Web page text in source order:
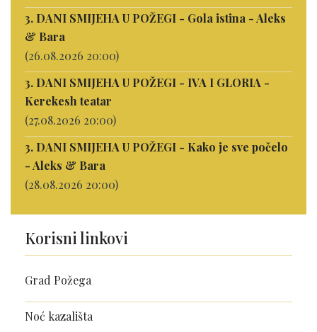
3. DANI SMIJEHA U POŽEGI - Gola istina - Aleks
& Bara
(26.08.2026 20:00)
3. DANI SMIJEHA U POŽEGI - IVA I GLORIA -
Kerekesh teatar
(27.08.2026 20:00)
3. DANI SMIJEHA U POŽEGI - Kako je sve počelo
- Aleks & Bara
(28.08.2026 20:00)
Korisni linkovi
Grad Požega
Noć kazališta